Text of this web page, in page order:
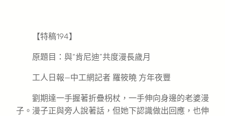
【特稿194】
原題目：與“肯尼迪”共度漫長歲月
工人日報—中工網記者 羅筱曉 方年夜豐
劉期達一手握著折疊枴杖，一手伸向身邊的老婆漫
子。漫子正與旁人說著話，但她下認識做出回應，也伸